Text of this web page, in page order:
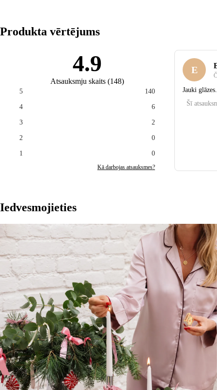
Produkta vērtējums
4.9
Atsauksmju skaits (148)
5 140
4 6
3 2
2 0
1 0
Kā darbojas atsauksmes?
E
Jauki glāzes.
Šī
Iedvesmojieties